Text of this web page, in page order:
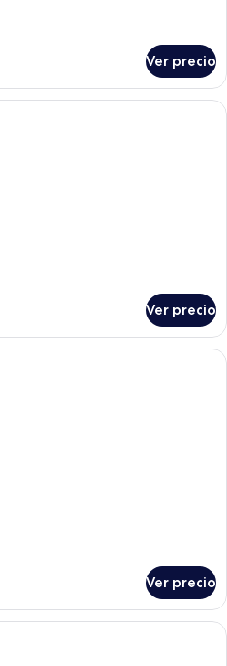
Ver precio
Habitación de hotel con un sofá
Ver precio
Una habitación de hotel con cama,
Ver precio
Una habitación de hotel moderna